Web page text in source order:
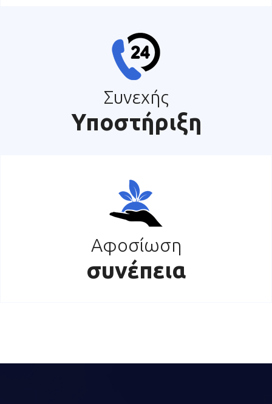
Συνεχής
Υποστήριξη
Αφοσίωση
συνέπεια